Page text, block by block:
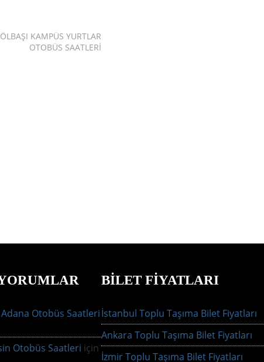
KAMPÜS YURTLAR
OTOBÜS SAATLERI
Otobüs Saatleri
Otobüs Saatleri için
BILET FIYATLARI
İstanbul Toplu Taşıma Bilet Fiyatları
Ankara Toplu Taşıma Bilet Fiyatları
İzmir Toplu Taşıma Bilet Fiyatları